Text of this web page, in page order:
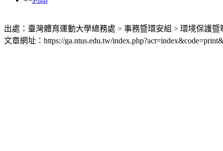
出處：臺灣體育運動大學總務處 > 事務暨環安組 > 環境保護
文章網址：https://ga.ntus.edu.tw/